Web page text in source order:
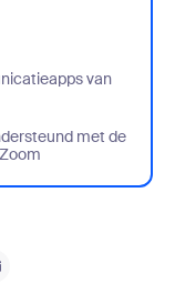
van
van
met de
ondersteund met